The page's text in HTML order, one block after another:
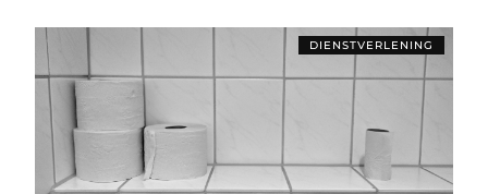
DIENSTVERLENING